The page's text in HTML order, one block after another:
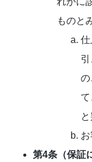
ものと
仕
の
第4条（保証